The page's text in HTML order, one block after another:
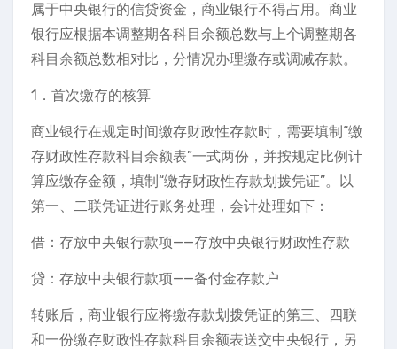
属于中央银行的信贷资金，商业银行不得占用。商业
银行应根据本调整期各科目余额总数与上个调整期各
科目余额总数相对比，分情况办理缴存或调减存款。
1．首次缴存的核算
商业银行在规定时间缴存财政性存款时，需要填制“缴
存财政性存款科目余额表”一式两份，并按规定比例计
算应缴存金额，填制“缴存财政性存款划拨凭证”。以
第一、二联凭证进行账务处理，会计处理如下：
借：存放中央银行款项——存放中央银行财政性存款
贷：存放中央银行款项——备付金存款户
转账后，商业银行应将缴存款划拨凭证的第三、四联
和一份缴存财政性存款科目余额表送交中央银行，另